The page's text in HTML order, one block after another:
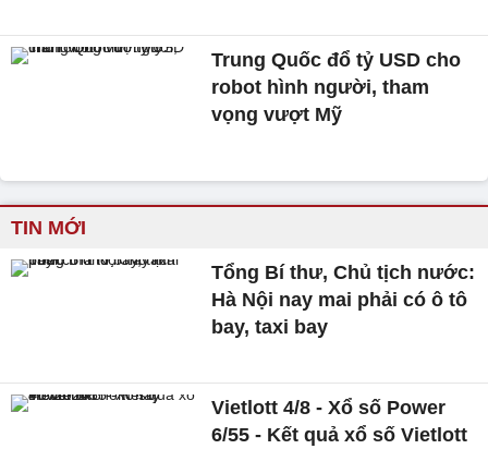
Trung Quốc đổ tỷ USD cho
robot hình người, tham
vọng vượt Mỹ
TIN MỚI
Tổng Bí thư, Chủ tịch nước:
Hà Nội nay mai phải có ô tô
bay, taxi bay
Vietlott 4/8 - Xổ số Power
6/55 - Kết quả xổ số Vietlott